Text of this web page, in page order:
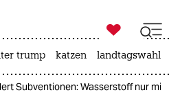
ich
ich

taz zahl ich
trump katzen landtagswahl
Subventionen: Wasserstoff nur mit